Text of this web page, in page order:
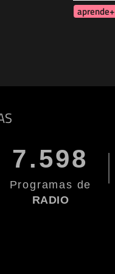
aprende+
7.598
Programas de
RADIO